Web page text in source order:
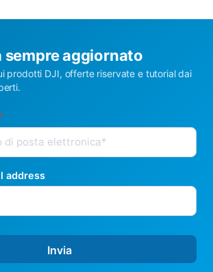
sempre aggiornato
prodotti DJI, offerte riservate e tutorial dai
address
Invia